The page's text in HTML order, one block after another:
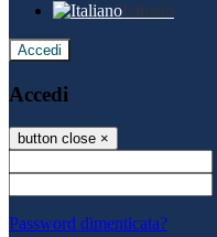
Italiano
Accedi
Accedi
button close ×
Password dimenticata?